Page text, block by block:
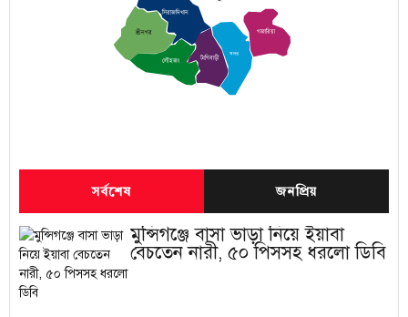
শ্রীনগর
সিরাজদিখান
টংগিবাড়ী
সদর
গজারিয়া
লৌহজং
সর্বশেষ জনপ্রিয়
মুন্সিগঞ্জে বাসা ভাড়া নিয়ে ইয়াবা
বেচতেন নারী, ৫০ পিসসহ ধরলো ডিবি